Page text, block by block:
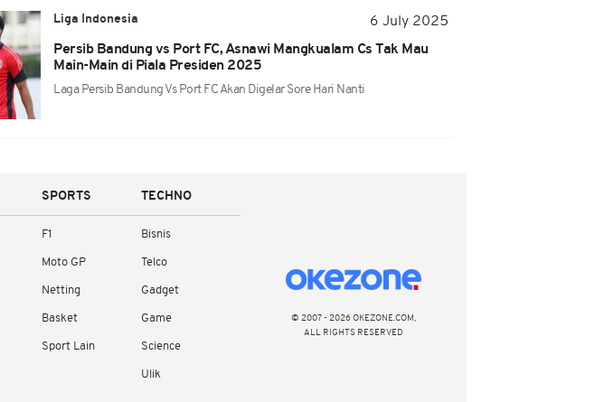
Liga Indonesia
6 July 2025
Persib Bandung vs Port FC, Asnawi Mangkualam Cs Tak Mau
Main-Main di Piala Presiden 2025
Laga Persib Bandung Vs Port FC Akan Digelar Sore Hari Nanti
SPORTS
F1
Moto GP
Netting
Basket
Sport Lain
TECHNO
Bisnis
Telco
Gadget
Game
Science
Ulik
© 2007 - 2026 OKEZONE.COM,
ALL RIGHTS RESERVED